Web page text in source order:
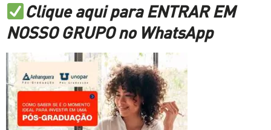
Clique aqui para ENTRAR EM
NOSSO GRUPO no WhatsApp